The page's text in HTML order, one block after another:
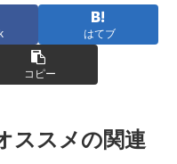
はてブ
コピー
ススメの関連